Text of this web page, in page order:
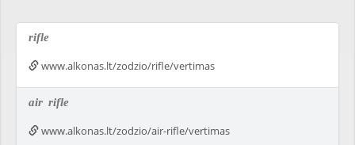
rifle
www.alkonas.lt/zodzio/rifle/vertimas
air rifle
www.alkonas.lt/zodzio/air-rifle/vertimas